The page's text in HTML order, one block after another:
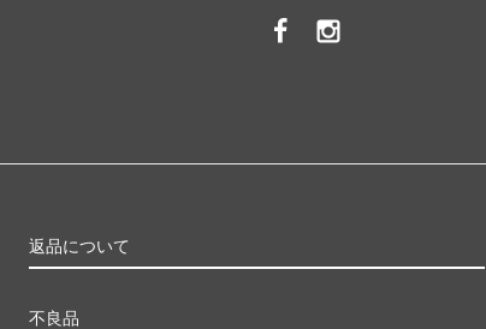
返品について
不良品